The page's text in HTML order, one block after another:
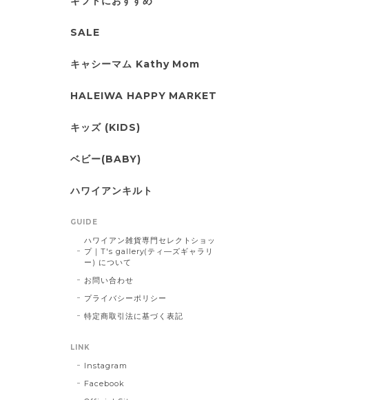
SALE
キャシーマム Kathy Mom
HALEIWA HAPPY MARKET
キッズ (KIDS)
ベビー(BABY)
ハワイアンキルト
GUIDE
ハワイアン雑貨専門セレクトショッ
プ｜T's gallery(ティ―ズギャラリ
ー) について
お問い合わせ
プライバシーポリシー
特定商取引法に基づく表記
LINK
Instagram
Facebook